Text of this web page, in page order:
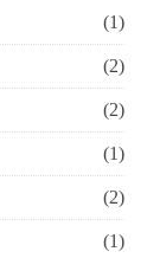
(1)
(2)
(2)
(1)
(2)
(1)